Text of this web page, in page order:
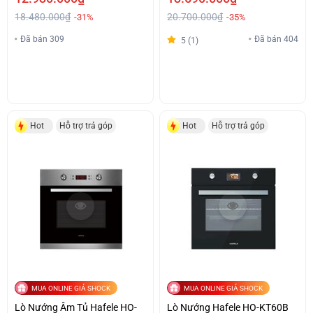
18.480.000₫ -31%
Đã bán 309
20.700.000₫ -35%
5 (1) Đã bán 404
Hot Hỗ trợ trả góp
MUA ONLINE GIÁ SHOCK
Lò Nướng Âm Tủ Hafele HO-
Hot Hỗ trợ trả góp
MUA ONLINE GIÁ SHOCK
Lò Nướng Hafele HO-KT60B